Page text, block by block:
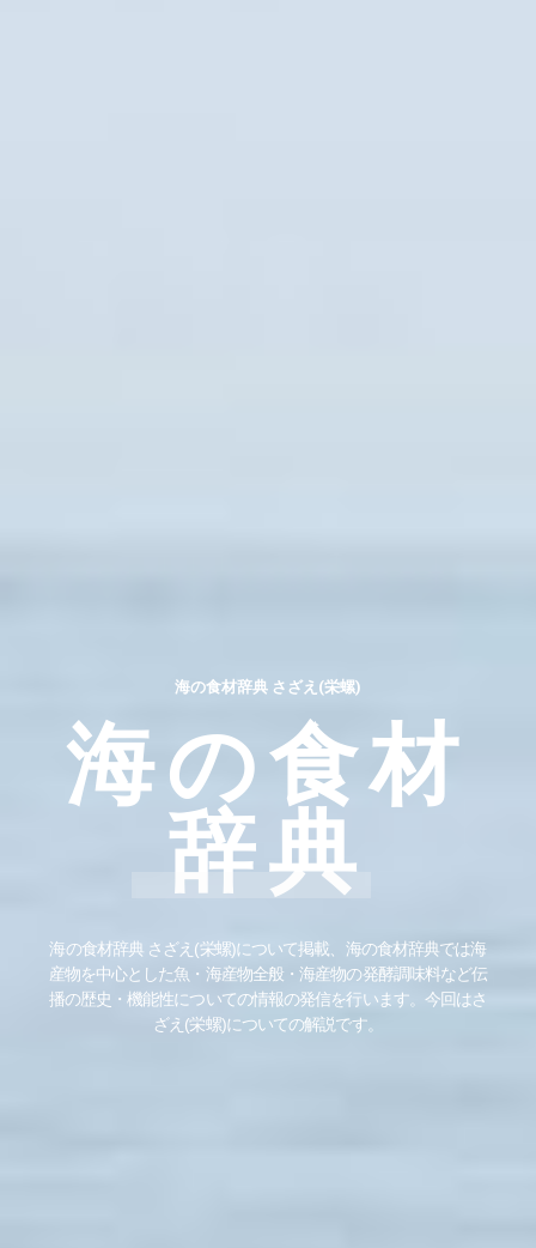
海の食材辞典 さざえ(栄螺)
海の食材
辞典
海の食材辞典 さざえ(栄螺)について掲載、海の食材辞典では海
産物を中心とした魚・海産物全般・海産物の発酵調味料など伝
播の歴史・機能性についての情報の発信を行います。今回はさ
ざえ(栄螺)についての解説です。